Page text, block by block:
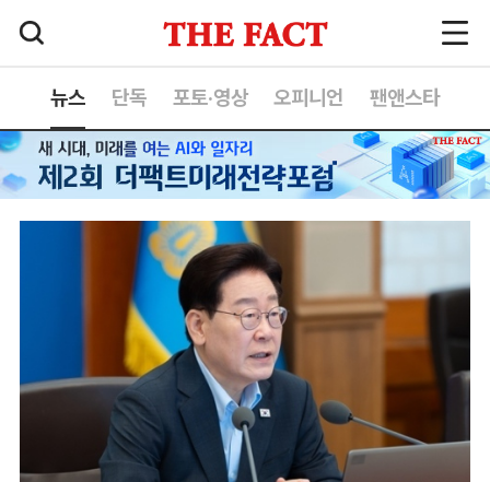
뉴스 단독 포토·영상 오피니언 팬앤스타